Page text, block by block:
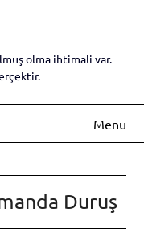
olma ihtimali var.
Menu
Duruş